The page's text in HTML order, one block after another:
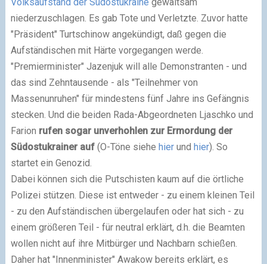
niederzuschlagen. Es gab Tote und Verletzte. Zuvor hatte
"Präsident" Turtschinow angekündigt, daß gegen die
Aufständischen mit Härte vorgegangen werde.
"Premierminister" Jazenjuk will alle Demonstranten - und
das sind Zehntausende - als "Teilnehmer von
Massenunruhen" für mindestens fünf Jahre ins Gefängnis
stecken. Und die beiden Rada-Abgeordneten Ljaschko und
Farion rufen sogar unverhohlen zur Ermordung der
Südostukrainer auf(O-Töne siehe hierund hier). So
startet ein Genozid.
Dabei können sich die Putschisten kaum auf die örtliche
Polizei stützen. Diese ist entweder - zu einem kleinen Teil
- zu den Aufständischen übergelaufen oder hat sich - zu
einem größeren Teil - für neutral erklärt, d.h. die Beamten
wollen nicht auf ihre Mitbürger und Nachbarn schießen.
Daher hat "Innenminister" Awakow bereits erklärt, es